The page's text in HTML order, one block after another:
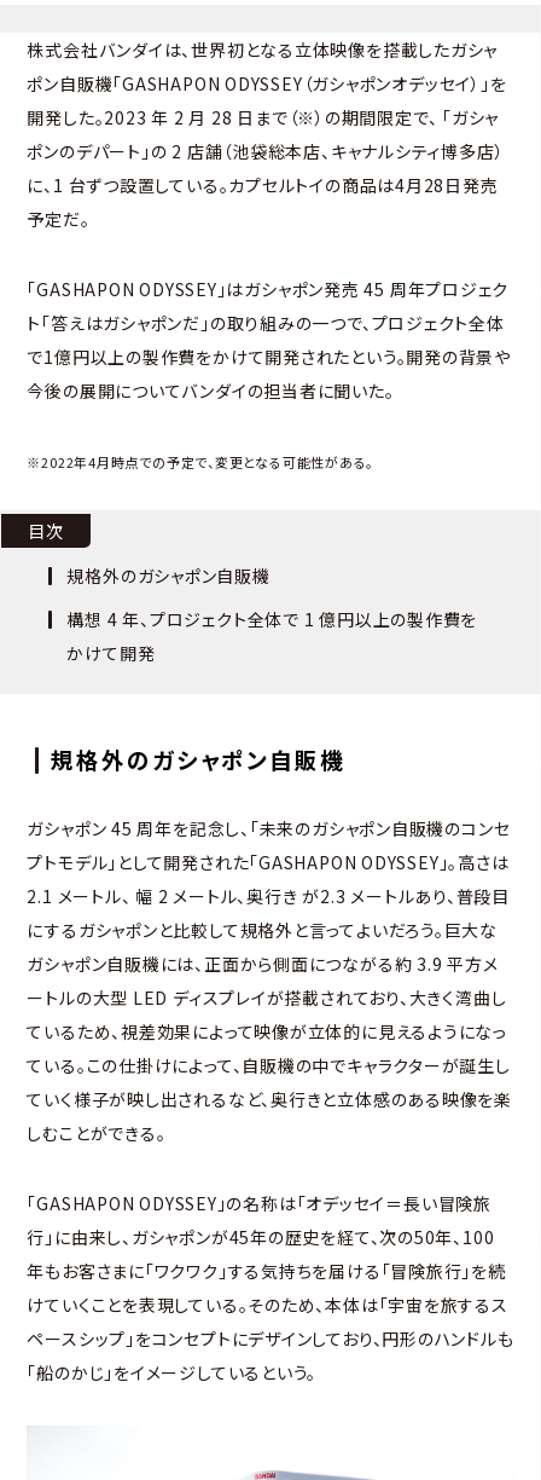
株式会社バンダイは、世界初となる立体映像を搭載したガシャ
ポン自販機「GASHAPON ODYSSEY（ガシャポンオデッセイ）」を
開発した。2023 年 2 月 28 日まで（※）の期間限定で、 「ガシャ
ポンのデパート」の 2 店舗（池袋総本店、キャナルシティ博多店）
に、1 台ずつ設置している。カプセルトイの商品は4月28日発売
予定だ。
「GASHAPON ODYSSEY」はガシャポン発売 45 周年プロジェク
ト「答えはガシャポンだ」の取り組みの一つで、プロジェクト全体
で1億円以上の製作費をかけて開発されたという。開発の背景や
今後の展開についてバンダイの担当者に聞いた。
※2022年4月時点での予定で、変更となる可能性がある。
目次
規格外のガシャポン自販機
構想 4 年、プロジェクト全体で 1 億円以上の製作費を
かけて開発
規格外のガシャポン自販機
ガシャポン 45 周年を記念し、「未来のガシャポン自販機のコンセ
プトモデル」として開発された「GASHAPON ODYSSEY」。高さは
2.1 メートル、 幅 2 メートル、奥行き が2.3 メートルあり、普段目
にするガシャポンと比較して規格外と言ってよいだろう。巨大な
ガシャポン自販機には、正面から側面につながる約 3.9 平方メ
ートルの大型 LED ディスプレイが搭載されており、大きく湾曲し
ているため、視差効果によって映像が立体的に見えるようになっ
ている。この仕掛けによって、自販機の中でキャラクターが誕生し
ていく様子が映し出されるなど、奥行きと立体感のある映像を楽
しむことができる。
「GASHAPON ODYSSEY」の名称は「オデッセイ＝長い冒険旅
行」に由来し、ガシャポンが45年の歴史を経て、次の50年、100
年もお客さまに「ワクワク」する気持ちを届ける「冒険旅行」を続
けていくことを表現している。そのため、本体は「宇宙を旅するス
ペースシップ」をコンセプトにデザインしており、円形のハンドルも
「船のかじ」をイメージしているという。